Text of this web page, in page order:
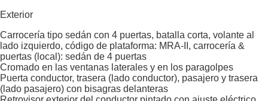
Exterior
Carrocería tipo sedán con 4 puertas, batalla corta, volante al
lado izquierdo, código de plataforma: MRA-II, carrocería &
puertas (local): sedán de 4 puertas
Cromado en las ventanas laterales y en los paragolpes
Puerta conductor, trasera (lado conductor), pasajero y trasera
(lado pasajero) con bisagras delanteras